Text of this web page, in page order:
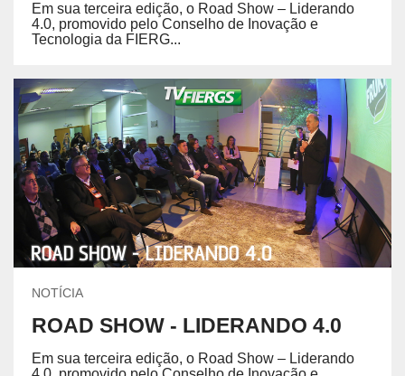
Em sua terceira edição, o Road Show – Liderando
4.0, promovido pelo Conselho de Inovação e
Tecnologia da FIERG...
NOTÍCIA
ROAD SHOW - LIDERANDO 4.0
Em sua terceira edição, o Road Show – Liderando